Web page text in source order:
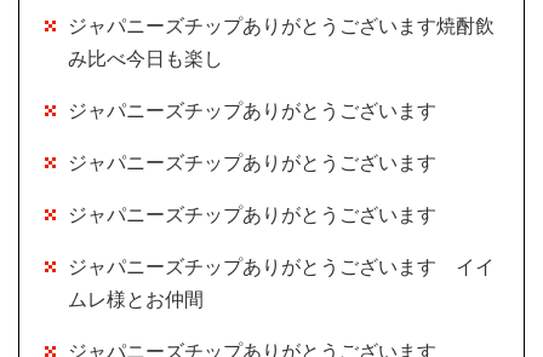
ジャパニーズチップありがとうございます焼酎飲
み比べ今日も楽し
ジャパニーズチップありがとうございます
ジャパニーズチップありがとうございます
ジャパニーズチップありがとうございます
ジャパニーズチップありがとうございます イイ
ムレ様とお仲間
ジャパニーズチップありがとうございます